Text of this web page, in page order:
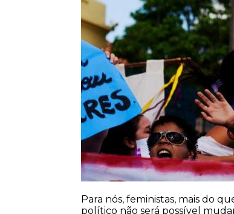
Para nós, feministas, mais do
político não será possível